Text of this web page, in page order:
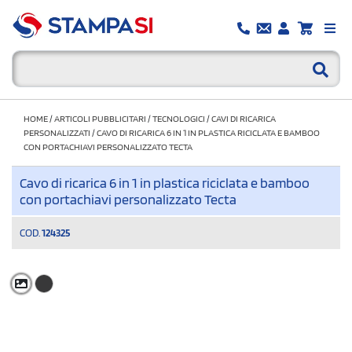
HOME/ARTICOLI PUBBLICITARI /TECNOLOGICI /CAVI DI RICARICA
PERSONALIZZATI /CAVO DI RICARICA 6 IN 1 IN PLASTICA RICICLATA E BAMBOO
CON PORTACHIAVI PERSONALIZZATO TECTA
Cavo di ricarica 6 in 1 in plastica riciclata e bamboo
con portachiavi personalizzato Tecta
COD. 124325